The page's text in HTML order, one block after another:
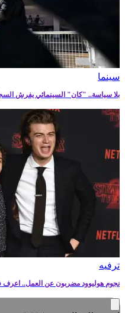
سينما
بلا سياسة.. "كان" السينمائي يفرش السجادة
ترفيه‎
نجوم هوليوود مضربون عن العمل.. اعرف